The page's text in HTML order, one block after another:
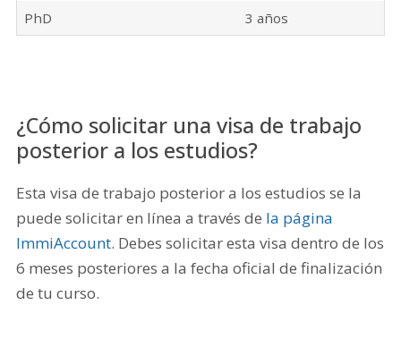
PhD
3 años
¿Cómo solicitar una visa de trabajo
posterior a los estudios?
Esta visa de trabajo posterior a los estudios se la
puede solicitar en línea a través de la página
ImmiAccount. Debes solicitar esta visa dentro de los
6 meses posteriores a la fecha oficial de finalización
de tu curso.